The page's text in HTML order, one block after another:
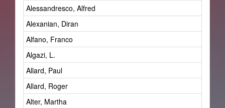
Alessandresco, Alfred
Alexanian, Diran
Alfano, Franco
Algazi, L.
Allard, Paul
Allard, Roger
Alter, Martha